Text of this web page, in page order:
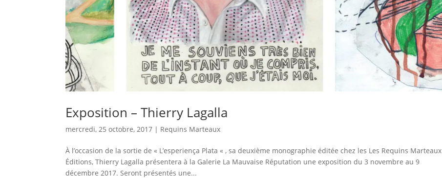
Exposition – Thierry Lagalla
mercredi, 25 octobre, 2017 | Requins Marteaux
À l’occasion de la sortie de « L’esperiença Plata « , sa deuxième monographie éditée chez les Les Requins Marteaux
Éditions, Thierry Lagalla présentera à la Galerie La Mauvaise Réputation une exposition du 3 novembre au 9
décembre 2017. Seront présentés une...